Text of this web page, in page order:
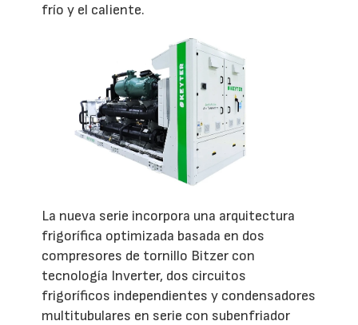
frío y el caliente.
La nueva serie incorpora una arquitectura
frigorífica optimizada basada en dos
compresores de tornillo Bitzer con
tecnología Inverter, dos circuitos
frigoríficos independientes y condensadores
multitubulares en serie con subenfriador